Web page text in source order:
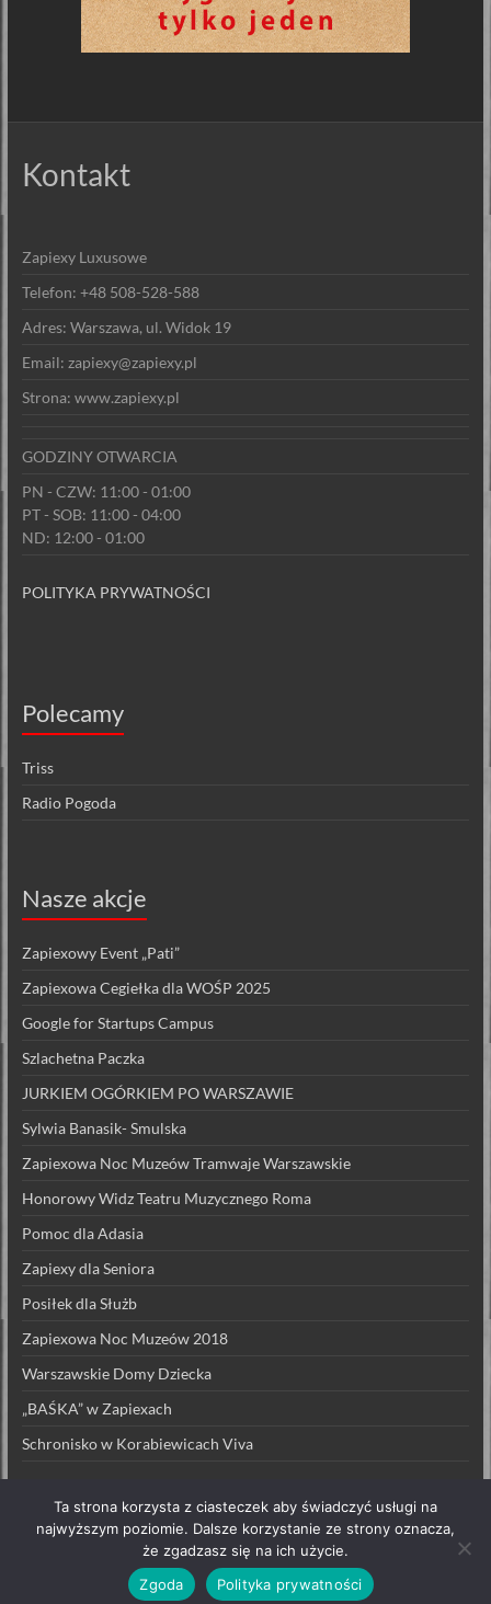
Kontakt
Zapiexy Luxusowe
Telefon: +48 508-528-588
Adres: Warszawa, ul. Widok 19
Email: zapiexy@zapiexy.pl
Strona: www.zapiexy.pl
GODZINY OTWARCIA
PN - CZW: 11:00 - 01:00
PT - SOB: 11:00 - 04:00
ND: 12:00 - 01:00
POLITYKA PRYWATNOŚCI
Polecamy
Triss
Radio Pogoda
Nasze akcje
Zapiexowy Event „Pati”
Zapiexowa Cegiełka dla WOŚP 2025
Google for Startups Campus
Szlachetna Paczka
JURKIEM OGÓRKIEM PO WARSZAWIE
Sylwia Banasik- Smulska
Zapiexowa Noc Muzeów Tramwaje Warszawskie
Honorowy Widz Teatru Muzycznego Roma
Pomoc dla Adasia
Zapiexy dla Seniora
Posiłek dla Służb
Zapiexowa Noc Muzeów 2018
Warszawskie Domy Dziecka
„BAŚKA” w Zapiexach
Schronisko w Korabiewicach Viva
Prawa autorskie © 2026ZAPIEXY LUXUSOWE – SMAK PRL`U
reserved. Theme
Spacious by ThemeGrill. Powered by:WordPress
Ta strona korzysta z ciasteczek aby świadczyć usługi na
najwyższym poziomie. Dalsze korzystanie ze strony oznacza,
że zgadzasz się na ich użycie.
Zgoda
Polityka prywatności